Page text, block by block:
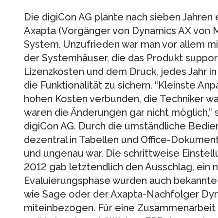
Die digiCon AG plante nach sieben
Axapta (Vorgänger von Dynamics AX von
System. Unzufrieden war man vor allem
der Systemhäuser, die das Produkt
Lizenzkosten und dem Druck, jedes Jahr
die Funktionalität zu sichern. “Kleinste
hohen Kosten verbunden, die Techniker
waren die Änderungen gar nicht
digiCon AG. Durch die umständliche
dezentral in Tabellen und Office-
und ungenau war. Die schrittweise
2012 gab letztendlich den Ausschlag, ein
Evaluierungsphase wurden auch
wie Sage oder der Axapta-Nachfolger
miteinbezogen. Für eine